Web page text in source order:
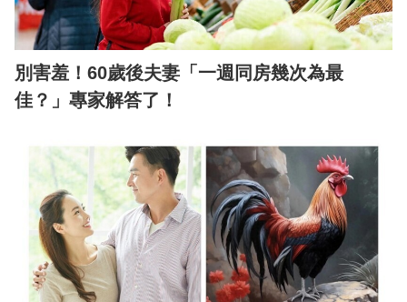
別害羞！60歲後夫妻「一週同房幾次為最
佳？」專家解答了！